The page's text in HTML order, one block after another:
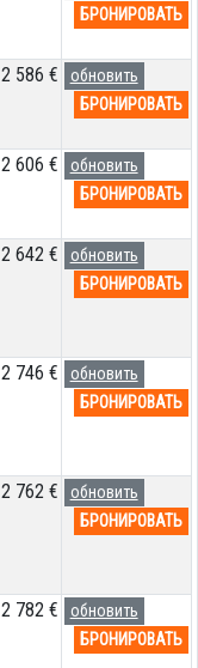
БРОНИРОВАТЬ
2 586 €
обновить
БРОНИРОВАТЬ
2 606 €
обновить
БРОНИРОВАТЬ
2 642 €
обновить
БРОНИРОВАТЬ
2 746 €
обновить
БРОНИРОВАТЬ
2 762 €
обновить
БРОНИРОВАТЬ
2 782 €
обновить
БРОНИРОВАТЬ